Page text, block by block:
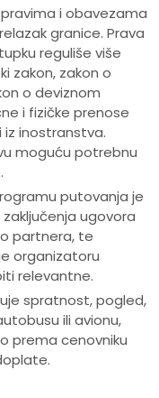
i obavezama
granice. Prava
reguliše više
zakon, zakon o
o deviznom
i fizičke prenose
inostranstva.
moguću potrebnu
putovanja je
ugovora
partnera, te
organizatoru
relevantne.
spratnost, pogled,
ili avionu,
prema cenovniku